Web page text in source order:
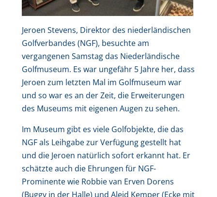
Jeroen Stevens, Direktor des niederländischen
Golfverbandes (NGF), besuchte am
vergangenen Samstag das Niederländische
Golfmuseum. Es war ungefähr 5 Jahre her, dass
Jeroen zum letzten Mal im Golfmuseum war
und so war es an der Zeit, die Erweiterungen
des Museums mit eigenen Augen zu sehen.
Im Museum gibt es viele Golfobjekte, die das
NGF als Leihgabe zur Verfügung gestellt hat
und die Jeroen natürlich sofort erkannt hat. Er
schätzte auch die Ehrungen für NGF-
Prominente wie Robbie van Erven Dorens
(Buggy in der Halle) und Aleid Kemper (Ecke mit